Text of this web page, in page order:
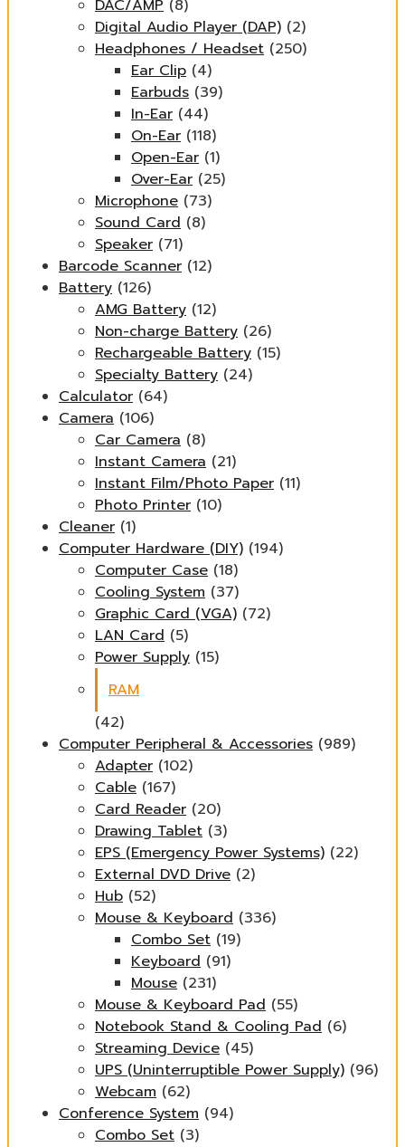
DAC/AMP (8)
Digital Audio Player (DAP) (2)
Headphones / Headset (250)
Ear Clip (4)
Earbuds (39)
In-Ear (44)
On-Ear (118)
Open-Ear (1)
Over-Ear (25)
Microphone (73)
Sound Card (8)
Speaker (71)
Barcode Scanner (12)
Battery (126)
AMG Battery (12)
Non-charge Battery (26)
Rechargeable Battery (15)
Specialty Battery (24)
Calculator (64)
Camera (106)
Car Camera (8)
Instant Camera (21)
Instant Film/Photo Paper (11)
Photo Printer (10)
Cleaner (1)
Computer Hardware (DIY) (194)
Computer Case (18)
Cooling System (37)
Graphic Card (VGA) (72)
LAN Card (5)
Power Supply (15)
RAM
(42)
Computer Peripheral & Accessories (989)
Adapter (102)
Cable (167)
Card Reader (20)
Drawing Tablet (3)
EPS (Emergency Power Systems) (22)
External DVD Drive (2)
Hub (52)
Mouse & Keyboard (336)
Combo Set (19)
Keyboard (91)
Mouse (231)
Mouse & Keyboard Pad (55)
Notebook Stand & Cooling Pad (6)
Streaming Device (45)
UPS (Uninterruptible Power Supply) (96)
Webcam (62)
Conference System (94)
Combo Set (3)